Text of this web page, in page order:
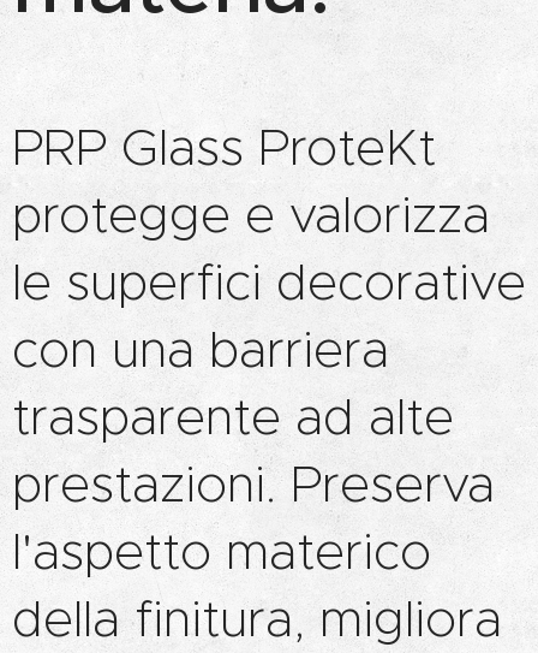
PRP Glass ProteKt
protegge e valorizza
le superfici decorative
con una barriera
trasparente ad alte
prestazioni. Preserva
l'aspetto materico
della finitura, migliora